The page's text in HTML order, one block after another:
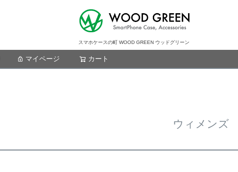
スマホケースの町 WOOD GREEN ウッドグリーン
マイページ カート
ウィメンズ